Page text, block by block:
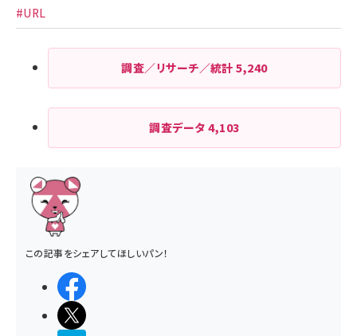
#URL
調査／リサーチ／統計5,240
調査データ4,103
この記事をシェアしてほしいパン！